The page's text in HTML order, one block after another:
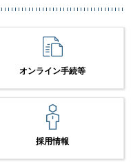
オンライン手続等
採用情報